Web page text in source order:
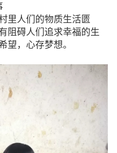
人们的物质生活匮
阻碍人们追求幸福的生
望，心存梦想。